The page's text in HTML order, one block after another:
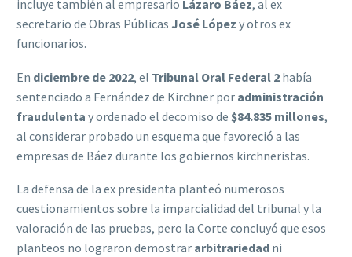
incluye también al empresario Lázaro Báez, al ex
secretario de Obras Públicas José López y otros ex
funcionarios.
En diciembre de 2022, el Tribunal Oral Federal 2 había
sentenciado a Fernández de Kirchner por administración
fraudulenta y ordenado el decomiso de $84.835 millones,
al considerar probado un esquema que favoreció a las
empresas de Báez durante los gobiernos kirchneristas.
La defensa de la ex presidenta planteó numerosos
cuestionamientos sobre la imparcialidad del tribunal y la
valoración de las pruebas, pero la Corte concluyó que esos
planteos no lograron demostrar arbitrariedad ni